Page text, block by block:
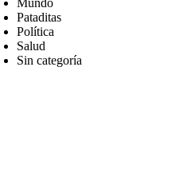
Mundo
Pataditas
Política
Salud
Sin categoría